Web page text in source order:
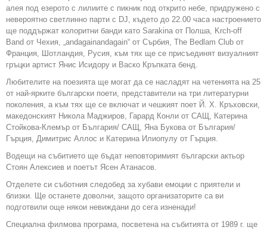
алея под езерото с лилиите с пикник под открито небе, придружено с
невероятно светлинно парти с DJ, където до 22.00 часа настроението
ще поддържат колоритни банди като Sarakina от Полша, Krch-off
Band от Чехия, „andagainandagain“ от Сърбия, The Bedlam Club от
Франция, Шотландия, Русия, към тях ще се присъединят визуалният
гръцки артист Янис Исидору и Васко Кръпката бенд.
Любителите на поезията ще могат да се насладят на четенията на 25
от най-ярките български поети, представители на три литературни
поколения, а към тях ще се включат и чешкият поет Й. Х. Кръховски,
македонският Никола Маджиров, Гарард Конли от САЩ, Катерина
Стойкова-Клемър от България/ САЩ, Яна Букова от България/
Гърция, Димитрис Аллос и Катерина Илиопулу от Гърция.
Водещи на събитието ще бъдат неповторимият български актьор
Стоян Алексиев и поетът Ясен Атанасов.
Отделете си съботния следобед за хубави емоции с приятели и
близки. Ще останете доволни, защото организаторите са ви
подготвили още някои невиждани до сега изненади!
Специална филмова програма, посветена на събитията от 1989 г. ще